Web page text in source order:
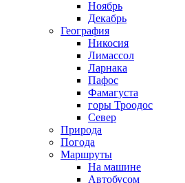
Ноябрь
Декабрь
География
Никосия
Лимассол
Ларнака
Пафос
Фамагуста
горы Троодос
Север
Природа
Погода
Маршруты
На машине
Автобусом